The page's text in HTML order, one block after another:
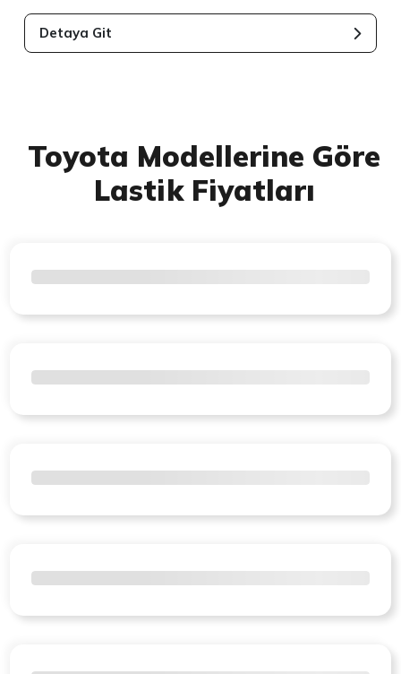
Detaya Git
Toyota Modellerine Göre
Lastik Fiyatları